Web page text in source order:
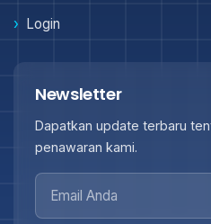
Login
Newsletter
Dapatkan update terbaru
penawaran kami.